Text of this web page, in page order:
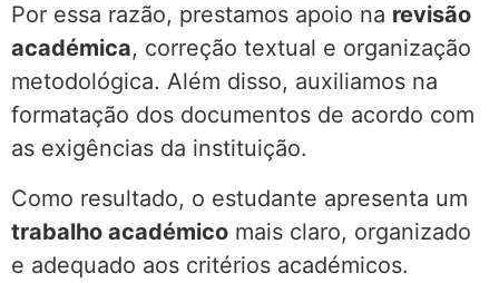
Por essa razão, prestamos apoio na revisão
académica, correção textual e organização
metodológica. Além disso, auxiliamos na
formatação dos documentos de acordo com
as exigências da instituição.
Como resultado, o estudante apresenta um
trabalho académico mais claro, organizado
e adequado aos critérios académicos.